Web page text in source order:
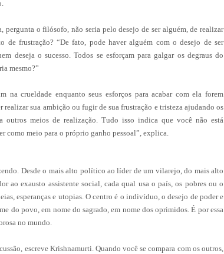
pergunta o filósofo, não seria pelo desejo de ser alguém, de realizar
de frustração? “De fato, pode haver alguém com o desejo de ser
deseja o sucesso. Todos se esforçam para galgar os degraus do
mesmo?”
crueldade enquanto seus esforços para acabar com ela forem
realizar sua ambição ou fugir de sua frustração e tristeza ajudando os
outros meios de realização. Tudo isso indica que você não está
como meio para o próprio ganho pessoal”, explica.
Desde o mais alto político ao líder de um vilarejo, do mais alto
ao exausto assistente social, cada qual usa o país, os pobres ou o
esperanças e utopias. O centro é o indivíduo, o desejo de poder e
do povo, em nome do sagrado, em nome dos oprimidos. É por essa
no mundo.
escreve Krishnamurti. Quando você se compara com os outros,